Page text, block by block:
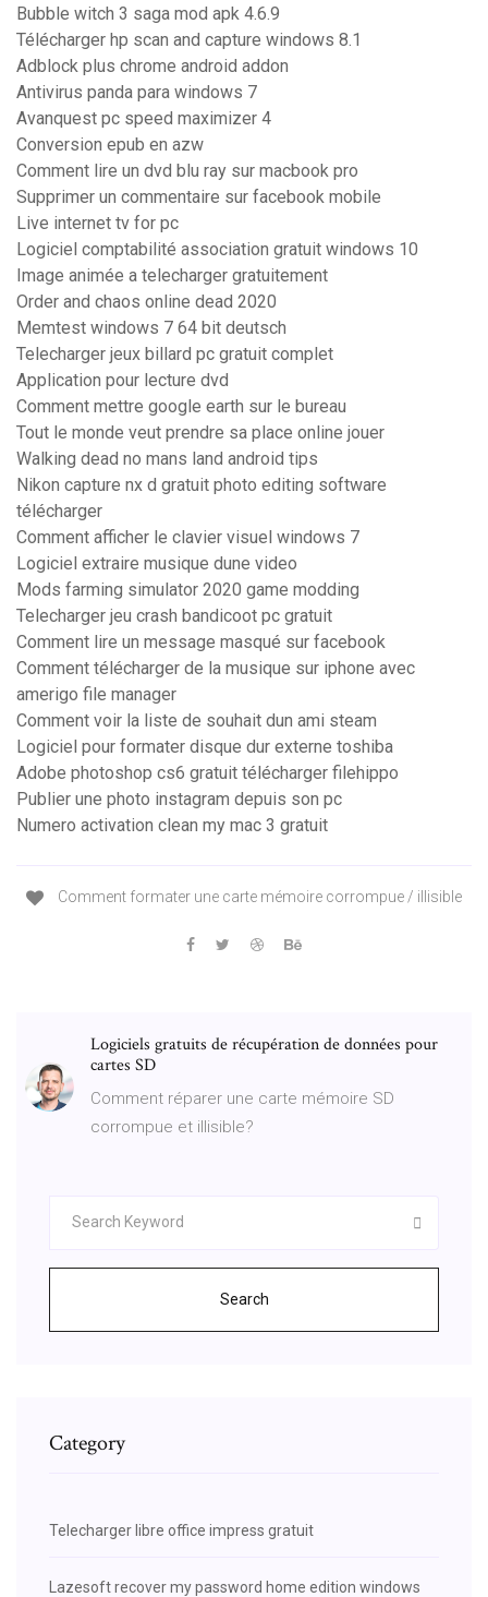
Bubble witch 3 saga mod apk 4.6.9
Télécharger hp scan and capture windows 8.1
Adblock plus chrome android addon
Antivirus panda para windows 7
Avanquest pc speed maximizer 4
Conversion epub en azw
Comment lire un dvd blu ray sur macbook pro
Supprimer un commentaire sur facebook mobile
Live internet tv for pc
Logiciel comptabilité association gratuit windows 10
Image animée a telecharger gratuitement
Order and chaos online dead 2020
Memtest windows 7 64 bit deutsch
Telecharger jeux billard pc gratuit complet
Application pour lecture dvd
Comment mettre google earth sur le bureau
Tout le monde veut prendre sa place online jouer
Walking dead no mans land android tips
Nikon capture nx d gratuit photo editing software
télécharger
Comment afficher le clavier visuel windows 7
Logiciel extraire musique dune video
Mods farming simulator 2020 game modding
Telecharger jeu crash bandicoot pc gratuit
Comment lire un message masqué sur facebook
Comment télécharger de la musique sur iphone avec
amerigo file manager
Comment voir la liste de souhait dun ami steam
Logiciel pour formater disque dur externe toshiba
Adobe photoshop cs6 gratuit télécharger filehippo
Publier une photo instagram depuis son pc
Numero activation clean my mac 3 gratuit
Comment formater une carte mémoire corrompue / illisible
Logiciels gratuits de récupération de données pour
cartes SD
Comment réparer une carte mémoire SD
corrompue et illisible?
Search
Category
Telecharger libre office impress gratuit
Lazesoft recover my password home edition windows